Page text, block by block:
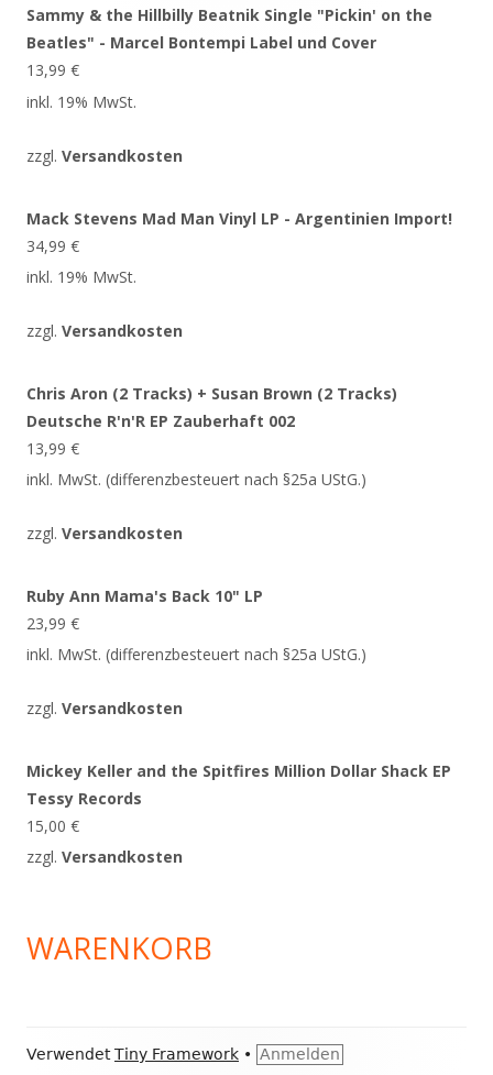
Sammy & the Hillbilly Beatnik Single "Pickin' on the
Beatles" - Marcel Bontempi Label und Cover
13,99 €
inkl. 19% MwSt.
zzgl. Versandkosten
Mack Stevens Mad Man Vinyl LP - Argentinien Import!
34,99 €
inkl. 19% MwSt.
zzgl. Versandkosten
Chris Aron (2 Tracks) + Susan Brown (2 Tracks)
Deutsche R'n'R EP Zauberhaft 002
13,99 €
inkl. MwSt. (differenzbesteuert nach §25a UStG.)
zzgl. Versandkosten
Ruby Ann Mama's Back 10" LP
23,99 €
inkl. MwSt. (differenzbesteuert nach §25a UStG.)
zzgl. Versandkosten
Mickey Keller and the Spitfires Million Dollar Shack EP
Tessy Records
15,00 €
zzgl. Versandkosten
WARENKORB
Footer
VerwendetTiny Framework • Anmelden